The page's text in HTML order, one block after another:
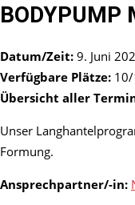
BODYPUMP
Datum/Zeit: 9. Juni
Verfügbare Plätze:
Übersicht aller
Unser
Formung.
Ansprechpartner/-in: